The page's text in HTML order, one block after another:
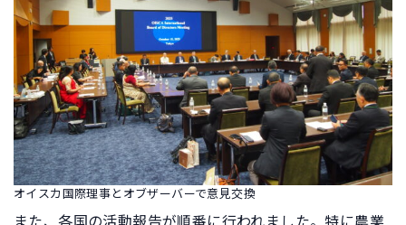
オイスカ国際理事とオブザーバーで意見交換